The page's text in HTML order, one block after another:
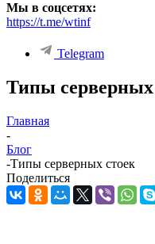
Мы в соцсетях:
https://t.me/wtinf
Telegram
Типы серверных
Главная
-
Блог
-Типы серверных стоек
Поделиться